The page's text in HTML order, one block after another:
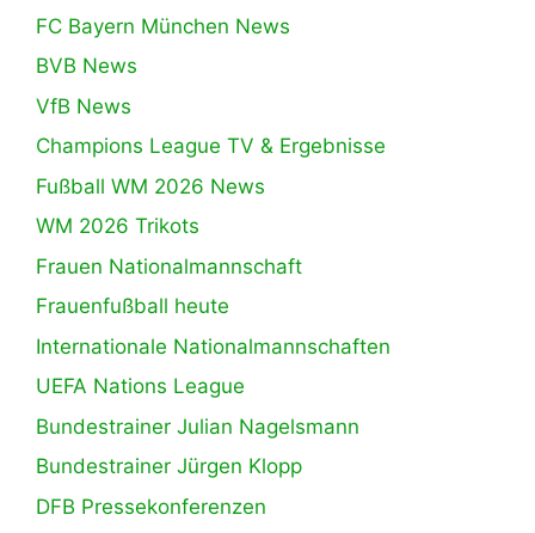
FC Bayern München News
BVB News
VfB News
Champions League TV & Ergebnisse
Fußball WM 2026 News
WM 2026 Trikots
Frauen Nationalmannschaft
Frauenfußball heute
Internationale Nationalmannschaften
UEFA Nations League
Bundestrainer Julian Nagelsmann
Bundestrainer Jürgen Klopp
DFB Pressekonferenzen